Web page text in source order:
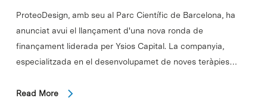
ProteoDesign, amb seu al Parc Científic de Barcelona, ha
anunciat avui el llançament d'una nova ronda de
finançament liderada per Ysios Capital. La companyia,
especialitzada en el desenvolupamet de noves teràpies…
Read More